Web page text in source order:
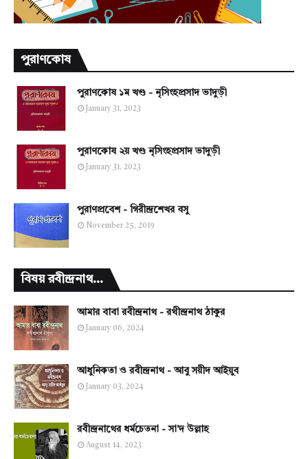
পুরাণকোষ
পুরাণকোষ ১ম খণ্ড - নৃসিংহপ্রসাদ ভাদুড়ী
January 31, 2023
পুরাণকোষ ২য় খণ্ড নৃসিংহপ্রসাদ ভাদুড়ী
January 31, 2023
পুরাণপ্রবেশ - গিরীন্দ্রশেখর বসু
November 25, 2019
বিষয় রবীন্দ্রনাথ...
আমার বাবা রবীন্দ্রনাথ - রথীন্দ্রনাথ ঠাকুর
January 06, 2024
আধুনিকতা ও রবীন্দ্রনাথ - আবু সয়ীদ আইয়ুব
January 03, 2024
রবীন্দ্রনাথের ধর্মচেতনা - সা'দ উল্লাহ
August 14, 2023